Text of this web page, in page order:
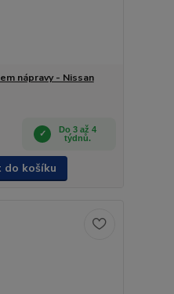
nápravy - Nissan
Do 3 až 4
týdnů.
do košíku